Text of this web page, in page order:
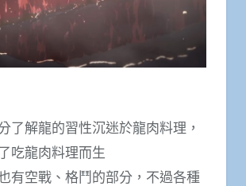
了解龍的習性沉迷於龍肉料理，
吃龍肉料理而生
有空戰、格鬥的部分，不過各種